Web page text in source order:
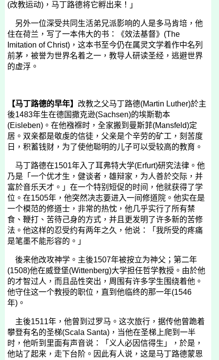
(改教运动) ，马丁路德将它孵出来！」
另外一位深受共同生活弟兄派影响的人是多马肯培，他
住在荷兰，写了一本伟大的书：《效法基督》 (The
Imitation of Christ) ，这本书至今仍在属灵文学着作中名列
前茅，被誉为世界名着之一，教导人研读圣经，逃避世界
的虚浮。
【马丁路德的早年】 改教之父马丁路德(Martin Luther)於主
後1483年生在德国撒克逊(Sachsen)的埃斯勒本
(Eisleben) 。在他襁褓时，全家搬到曼斯菲(Mansfeld)定
居。双亲都是敬虔的信徒，父亲是个辛劳的矿工，刻苦度
日，积蓄钱财，为了使他聪明的儿子可以受较高的教育。
马丁路德在1501年入了耳弗特大学(Erfurt)研究法律。他
乃是「一个优才生，健谈者，雄辩家，为人善於交际，并
富於音乐天才。」在一个特别短促的时间，他就获得了学
位。在1505年，他突然决志要进入一间修道院。他实在是
一个模范的修道士，非常的热忱，他几乎实行了所有禁
食、鞭打、苦待己身的方式，并且更发明了许多新的苦修
法。他这样的忍受约有两年之久，他说：「我所受的疼痛
是笔墨不能形容的。」
後来他改攻神学。主後1507年被按立为神父；第二年
(1508)他在威登堡(Wittenberg)大学担任哲学教授。由於他
的才智过人，而且品性突出，周围有许多学生围绕着他。
他守住这一个教授的职位，直到他临终的那一年(1546
年) 。
主後1511年，他曾到过罗马。这次旅行，据传他曾跪着
攀登有名的圣梯(Scala Santa) ，当他在圣梯上爬到一半
时，他听到里面有声音说：「义人必因信得生」，於是，
他站了起来，走下台阶。因此有人说，这是马丁路德蒙恩